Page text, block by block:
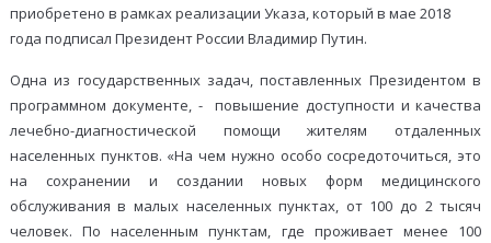
приобретено в рамках реализации Указа, который в мае 2018
года подписал Президент России Владимир Путин.
Одна из государственных задач, поставленных Президентом в
программном документе, - повышение доступности и качества
лечебно-диагностической помощи жителям отдаленных
населенных пунктов. «На чем нужно особо сосредоточиться, это
на сохранении и создании новых форм медицинского
обслуживания в малых населенных пунктах, от 100 до 2 тысяч
человек. По населенным пунктам, где проживает менее 100